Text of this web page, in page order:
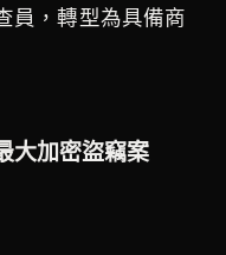
員，轉型為具備商
大加密盜竊案